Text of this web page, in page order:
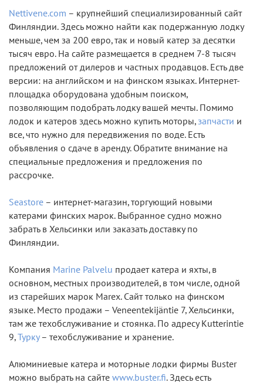
Nettivene.com – крупнейший специализированный сайт
Финляндии. Здесь можно найти как подержанную лодку
меньше, чем за 200 евро, так и новый катер за десятки
тысяч евро. На сайте размещается в среднем 7-8 тысяч
предложений от дилеров и частных продавцов. Есть две
версии: на английском и на финском языках. Интернет-
площадка оборудована удобным поиском,
позволяющим подобрать лодку вашей мечты. Помимо
лодок и катеров здесь можно купить моторы,запчасти и
все, что нужно для передвижения по воде. Есть
объявления о сдаче в аренду. Обратите внимание на
специальные предложения и предложения по
рассрочке.
Seastore – интернет-магазин, торгующий новыми
катерами финских марок. Выбранное судно можно
забрать в Хельсинки или заказать доставку по
Финляндии.
Компания Marine Palvelu продает катера и яхты, в
основном, местных производителей, в том числе, одной
из старейших марок Marex. Сайт только на финском
языке. Место продажи – Veneentekijäntie 7, Хельсинки,
там же техобслуживание и стоянка. По адресу Kutterintie
9,Турку– техобслуживание и хранение.
Алюминиевые катера и моторные лодки фирмы Buster
можно выбрать на сайте www.buster.fi. Здесь есть